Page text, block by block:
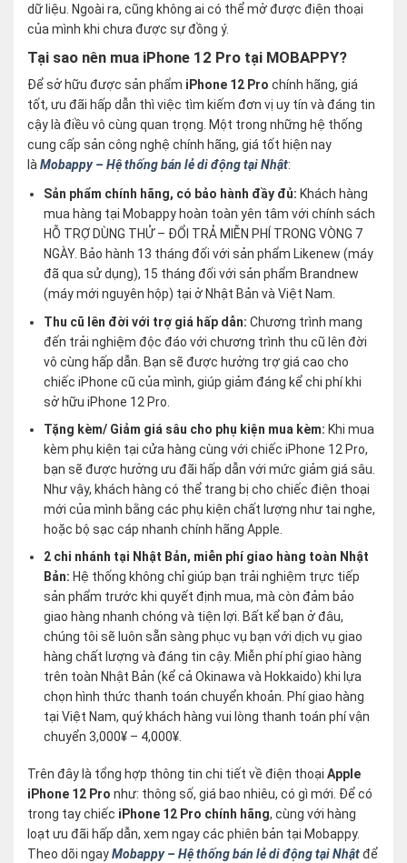
dữ liệu. Ngoài ra, cũng không ai có thể mở được điện thoại
của mình khi chưa được sự đồng ý.
Tại sao nên mua iPhone 12 Pro tại MOBAPPY?
Để sở hữu được sản phẩm iPhone 12 Pro chính hãng, giá
tốt, ưu đãi hấp dẫn thì việc tìm kiếm đơn vị uy tín và đáng tin
cậy là điều vô cùng quan trọng. Một trong những hệ thống
cung cấp sản công nghệ chính hãng, giá tốt hiện nay
là Mobappy – Hệ thống bán lẻ di động tại Nhật:
Sản phẩm chính hãng, có bảo hành đầy đủ: Khách hàng
mua hàng tại Mobappy hoàn toàn yên tâm với chính sách
HỖ TRỢ DÙNG THỬ – ĐỔI TRẢ MIỄN PHÍ TRONG VÒNG 7
NGÀY. Bảo hành 13 tháng đối với sản phẩm Likenew (máy
đã qua sử dụng), 15 tháng đối với sản phẩm Brandnew
(máy mới nguyên hộp) tại ở Nhật Bản và Việt Nam.
Thu cũ lên đời với trợ giá hấp dẫn:Chương trình mang
đến trải nghiệm độc đáo với chương trình thu cũ lên đời
vô cùng hấp dẫn. Bạn sẽ được hưởng trợ giá cao cho
chiếc iPhone cũ của mình, giúp giảm đáng kể chi phí khi
sở hữu iPhone 12 Pro.
Tặng kèm/ Giảm giá sâu cho phụ kiện mua kèm: Khi mua
kèm phụ kiện tại cửa hàng cùng với chiếc iPhone 12 Pro,
bạn sẽ được hưởng ưu đãi hấp dẫn với mức giảm giá sâu.
Như vậy, khách hàng có thể trang bị cho chiếc điện thoại
mới của mình bằng các phụ kiện chất lượng như tai nghe,
hoặc bộ sạc cáp nhanh chính hãng Apple.
2 chi nhánh tại Nhật Bản, miễn phí giao hàng toàn Nhật
Bản: Hệ thống không chỉ giúp bạn trải nghiệm trực tiếp
sản phẩm trước khi quyết định mua, mà còn đảm bảo
giao hàng nhanh chóng và tiện lợi. Bất kể bạn ở đâu,
chúng tôi sẽ luôn sẵn sàng phục vụ bạn với dịch vụ giao
hàng chất lượng và đáng tin cậy. Miễn phí phí giao hàng
trên toàn Nhật Bản (kể cả Okinawa và Hokkaido) khi lựa
chọn hình thức thanh toán chuyển khoản. Phí giao hàng
tại Việt Nam, quý khách hàng vui lòng thanh toán phí vận
chuyển 3,000¥ – 4,000¥.
Trên đây là tổng hợp thông tin chi tiết về điện thoại Apple
iPhone 12 Pro như: thông số, giá bao nhiêu, có gì mới. Để có
trong tay chiếc iPhone 12 Pro chính hãng, cùng với hàng
loạt ưu đãi hấp dẫn, xem ngay các phiên bản tại Mobappy.
Theo dõi ngayMobappy – Hệ thống bán lẻ di động tại Nhậtđể